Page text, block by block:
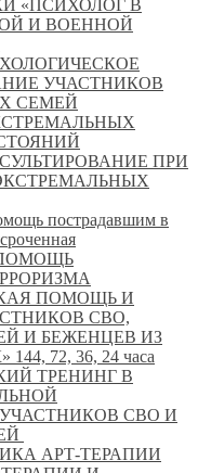
«ПСИХОЛОГ В
И ВОЕННОЙ
УЧАСТНИКОВ
СЕМЕЙ
ПРИ
пострадавшим в
ПОМОЩЬ И
СВО,
И БЕЖЕНЦЕВ ИЗ
72, 36, 24 часа
ТРЕНИНГ В
СВО И
АРТ-ТЕРАПИИ